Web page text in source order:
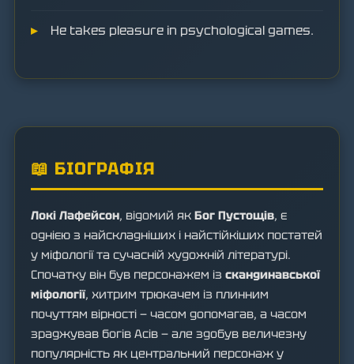
He takes pleasure in psychological games.
📖 БІОГРАФІЯ
Локі Лафейсон, відомий як Бог Пустощів, є
однією з найскладніших і найстійкіших постатей
у міфології та сучасній художній літературі.
Спочатку він був персонажем із скандинавської
міфології, хитрим трюкачем із плинним
почуттям вірності — часом допомагав, а часом
зраджував богів Асів — але здобув величезну
популярність як центральний персонаж у